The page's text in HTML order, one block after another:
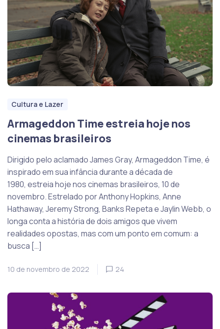
Cultura e Lazer
Armageddon Time estreia hoje nos
cinemas brasileiros
Dirigido pelo aclamado James Gray, Armageddon Time, é
inspirado em sua infância durante a década de
1980, estreia hoje nos cinemas brasileiros, 10 de
novembro. Estrelado por Anthony Hopkins, Anne
Hathaway, Jeremy Strong, Banks Repeta e Jaylin Webb, o
longa conta a história de dois amigos que vivem
realidades opostas, mas com um ponto em comum: a
busca […]
10 de novembro de 2022 24